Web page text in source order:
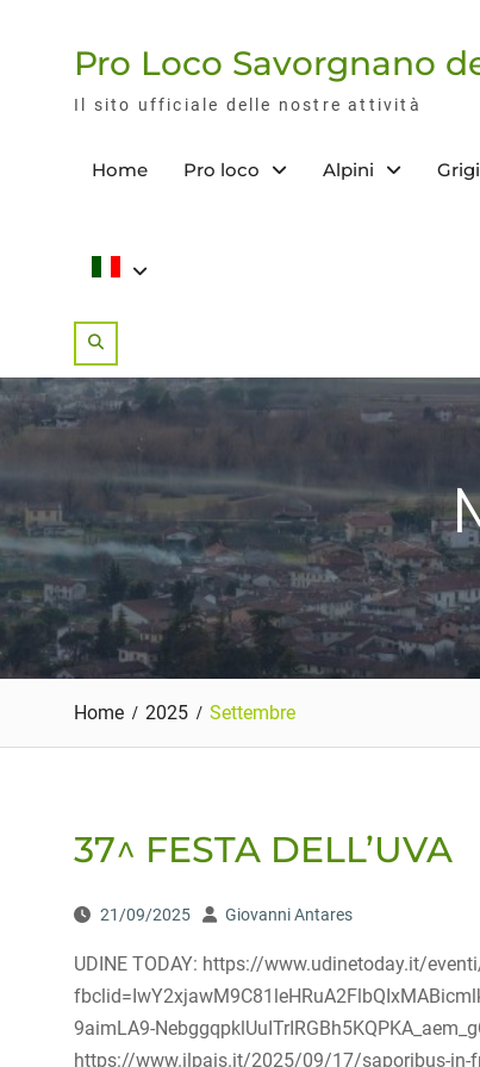
Pro Loco Savorgnano
Il sito ufficiale delle nostre attività
Home Pro loco Alpini
Home 2025 Settembre
37^ FESTA DELL’UVA
21/09/2025 Giovanni Antares
UDINE TODAY: https://www.udinetoday.it/
9aimLA9-
https://www.ilpais.it/2025/09/17/saporibus-in-